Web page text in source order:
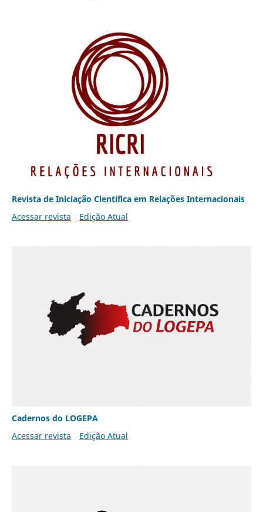
Revista de Iniciação Científica em Relações Internacionais
Acessar revista
Edição Atual
Cadernos do LOGEPA
Acessar revista
Edição Atual